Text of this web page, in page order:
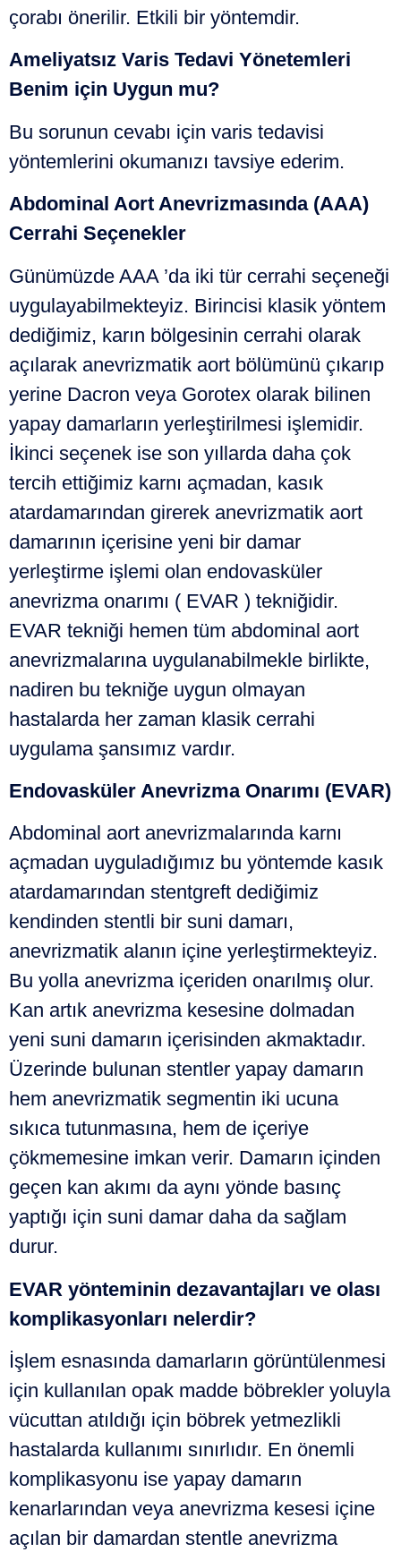
çorabı önerilir. Etkili bir yöntemdir.
Ameliyatsız Varis Tedavi Yönetemleri
Benim için Uygun mu?
Bu sorunun cevabı için varis tedavisi
yöntemlerini okumanızı tavsiye ederim.
Abdominal Aort Anevrizmasında (AAA)
Cerrahi Seçenekler
Günümüzde AAA ’da iki tür cerrahi seçeneği
uygulayabilmekteyiz. Birincisi klasik yöntem
dediğimiz, karın bölgesinin cerrahi olarak
açılarak anevrizmatik aort bölümünü çıkarıp
yerine Dacron veya Gorotex olarak bilinen
yapay damarların yerleştirilmesi işlemidir.
İkinci seçenek ise son yıllarda daha çok
tercih ettiğimiz karnı açmadan, kasık
atardamarından girerek anevrizmatik aort
damarının içerisine yeni bir damar
yerleştirme işlemi olan endovasküler
anevrizma onarımı ( EVAR ) tekniğidir.
EVAR tekniği hemen tüm abdominal aort
anevrizmalarına uygulanabilmekle birlikte,
nadiren bu tekniğe uygun olmayan
hastalarda her zaman klasik cerrahi
uygulama şansımız vardır.
Endovasküler Anevrizma Onarımı (EVAR)
Abdominal aort anevrizmalarında karnı
açmadan uyguladığımız bu yöntemde kasık
atardamarından stentgreft dediğimiz
kendinden stentli bir suni damarı,
anevrizmatik alanın içine yerleştirmekteyiz.
Bu yolla anevrizma içeriden onarılmış olur.
Kan artık anevrizma kesesine dolmadan
yeni suni damarın içerisinden akmaktadır.
Üzerinde bulunan stentler yapay damarın
hem anevrizmatik segmentin iki ucuna
sıkıca tutunmasına, hem de içeriye
çökmemesine imkan verir. Damarın içinden
geçen kan akımı da aynı yönde basınç
yaptığı için suni damar daha da sağlam
durur.
EVAR yönteminin dezavantajları ve olası
komplikasyonları nelerdir?
İşlem esnasında damarların görüntülenmesi
için kullanılan opak madde böbrekler yoluyla
vücuttan atıldığı için böbrek yetmezlikli
hastalarda kullanımı sınırlıdır. En önemli
komplikasyonu ise yapay damarın
kenarlarından veya anevrizma kesesi içine
açılan bir damardan stentle anevrizma